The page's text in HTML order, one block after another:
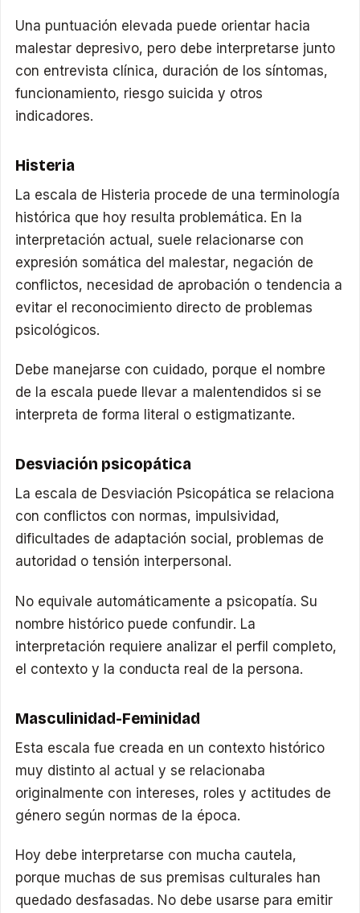
Una puntuación elevada puede orientar hacia
malestar depresivo, pero debe interpretarse junto
con entrevista clínica, duración de los síntomas,
funcionamiento, riesgo suicida y otros
indicadores.
Histeria
La escala de Histeria procede de una terminología
histórica que hoy resulta problemática. En la
interpretación actual, suele relacionarse con
expresión somática del malestar, negación de
conflictos, necesidad de aprobación o tendencia a
evitar el reconocimiento directo de problemas
psicológicos.
Debe manejarse con cuidado, porque el nombre
de la escala puede llevar a malentendidos si se
interpreta de forma literal o estigmatizante.
Desviación psicopática
La escala de Desviación Psicopática se relaciona
con conflictos con normas, impulsividad,
dificultades de adaptación social, problemas de
autoridad o tensión interpersonal.
No equivale automáticamente a psicopatía. Su
nombre histórico puede confundir. La
interpretación requiere analizar el perfil completo,
el contexto y la conducta real de la persona.
Masculinidad-Feminidad
Esta escala fue creada en un contexto histórico
muy distinto al actual y se relacionaba
originalmente con intereses, roles y actitudes de
género según normas de la época.
Hoy debe interpretarse con mucha cautela,
porque muchas de sus premisas culturales han
quedado desfasadas. No debe usarse para emitir